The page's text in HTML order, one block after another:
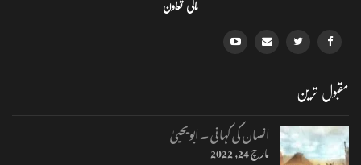
مالی تعاون
مقبول ترین
انسان کی کہانی ۔ ابویحییٰ
مارچ 24, 2022